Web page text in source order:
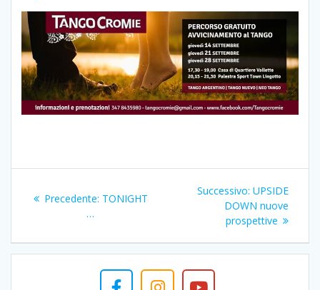
articoli
Precedente: Articolo
TONIGHT
…
Successivo: Articolo
successivo:
UPSIDE
DOWN nuove
prospettive